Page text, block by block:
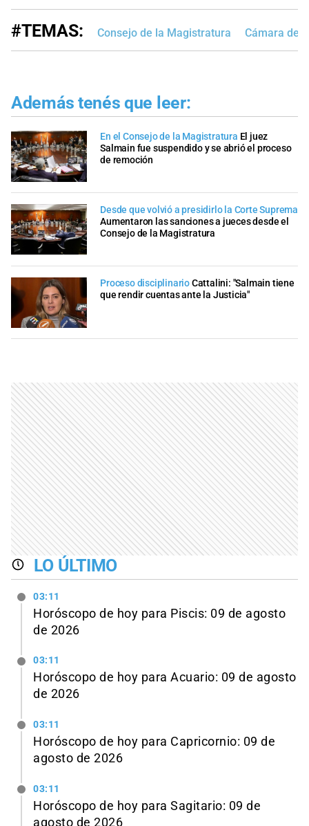
#TEMAS: Consejo de la Magistratura Cámara de
Además tenés que leer:
En el Consejo de la Magistratura El juez
Salmain fue suspendido y se abrió el proceso
de remoción
Desde que volvió a presidirlo la Corte Suprema
Aumentaron las sanciones a jueces desde el
Consejo de la Magistratura
Proceso disciplinarioCattalini: "Salmain tiene
que rendir cuentas ante la Justicia"
LO ÚLTIMO
03:11
Horóscopo de hoy para Piscis: 09 de agosto
de 2026
03:11
Horóscopo de hoy para Acuario: 09 de agosto
de 2026
03:11
Horóscopo de hoy para Capricornio: 09 de
agosto de 2026
03:11
Horóscopo de hoy para Sagitario: 09 de
agosto de 2026